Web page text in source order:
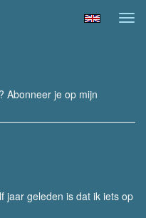
Abonneer je op mijn
jaar geleden is dat ik iets op